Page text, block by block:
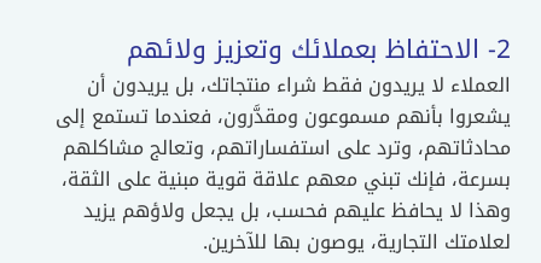
2- الاحتفاظ بعملائك وتعزيز ولائهم
العملاء لا يريدون فقط شراء منتجاتك، بل يريدون أن
يشعروا بأنهم مسموعون ومقدَّرون، فعندما تستمع إلى
محادثاتهم، وترد على استفساراتهم، وتعالج مشاكلهم
بسرعة، فإنك تبني معهم علاقة قوية مبنية على الثقة،
وهذا لا يحافظ عليهم فحسب، بل يجعل ولاؤهم يزيد
لعلامتك التجارية، يوصون بها للآخرين.